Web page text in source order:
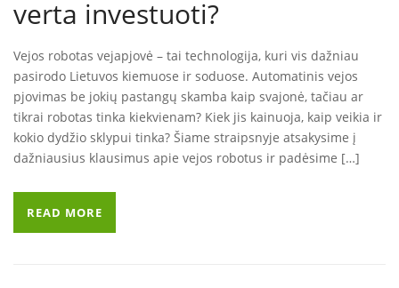
verta investuoti?
Vejos robotas vejapjovė – tai technologija, kuri vis dažniau
pasirodo Lietuvos kiemuose ir soduose. Automatinis vejos
pjovimas be jokių pastangų skamba kaip svajonė, tačiau ar
tikrai robotas tinka kiekvienam? Kiek jis kainuoja, kaip veikia ir
kokio dydžio sklypui tinka? Šiame straipsnyje atsakysime į
dažniausius klausimus apie vejos robotus ir padėsime […]
READ MORE